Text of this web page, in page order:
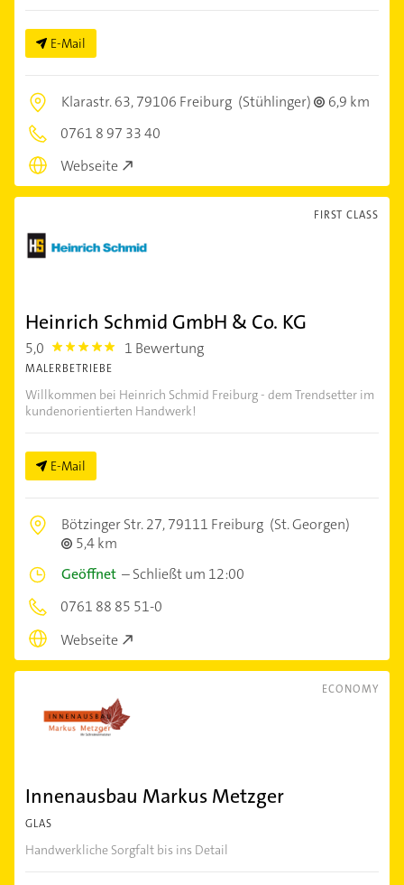
E-Mail
Klarastr. 63,79106 Freiburg (Stühlinger)
6,9 km
0761 8 97 33 40
Webseite
FIRST CLASS
Heinrich Schmid GmbH & Co. KG
5,0 5.0 1 Bewertung
MALERBETRIEBE
Willkommen bei Heinrich Schmid Freiburg - dem Trendsetter im
kundenorientierten Handwerk!
E-Mail
Bötzinger Str. 27,79111 Freiburg (St. Georgen)
5,4 km
Geöffnet –Schließt um 12:00
0761 88 85 51-0
Webseite
ECONOMY
Innenausbau Markus Metzger
GLAS
Handwerkliche Sorgfalt bis ins Detail